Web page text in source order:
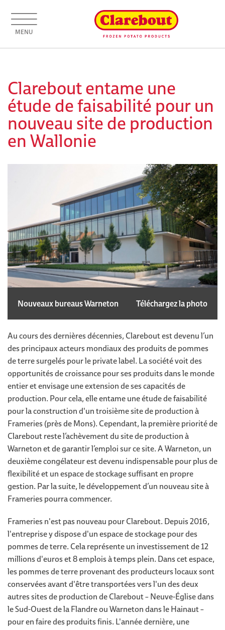
MENU
Clarebout entame une
étude de faisabilité pour un
nouveau site de production
en Wallonie
Nouveaux bureaus Warneton Téléchargez la photo
Au cours des dernières décennies, Clarebout est devenu l’un
des principaux acteurs mondiaux des produits de pommes
de terre surgelés pour le private label. La société voit des
opportunités de croissance pour ses produits dans le monde
entier et envisage une extension de ses capacités de
production. Pour cela, elle entame une étude de faisabilité
pour la construction d'un troisième site de production à
Frameries (près de Mons). Cependant, la première priorité de
Clarebout reste l’achèvement du site de production à
Warneton et de garantir l’emploi sur ce site. A Warneton, un
deuxième congélateur est devenu indispensable pour plus de
flexibilité et un espace de stockage suffisant en propre
gestion. Par la suite, le développement d’un nouveau site à
Frameries pourra commencer.
Frameries n'est pas nouveau pour Clarebout. Depuis 2016,
l'entreprise y dispose d'un espace de stockage pour des
pommes de terre. Cela représente un investissement de 12
millions d'euros et 8 emplois à temps plein. Dans cet espace,
les pommes de terre provenant des producteurs locaux sont
conservées avant d'être transportées vers l'un des deux
autres sites de production de Clarebout – Neuve-Église dans
le Sud-Ouest de la Flandre ou Warneton dans le Hainaut –
pour en faire des produits finis. L'année dernière, une